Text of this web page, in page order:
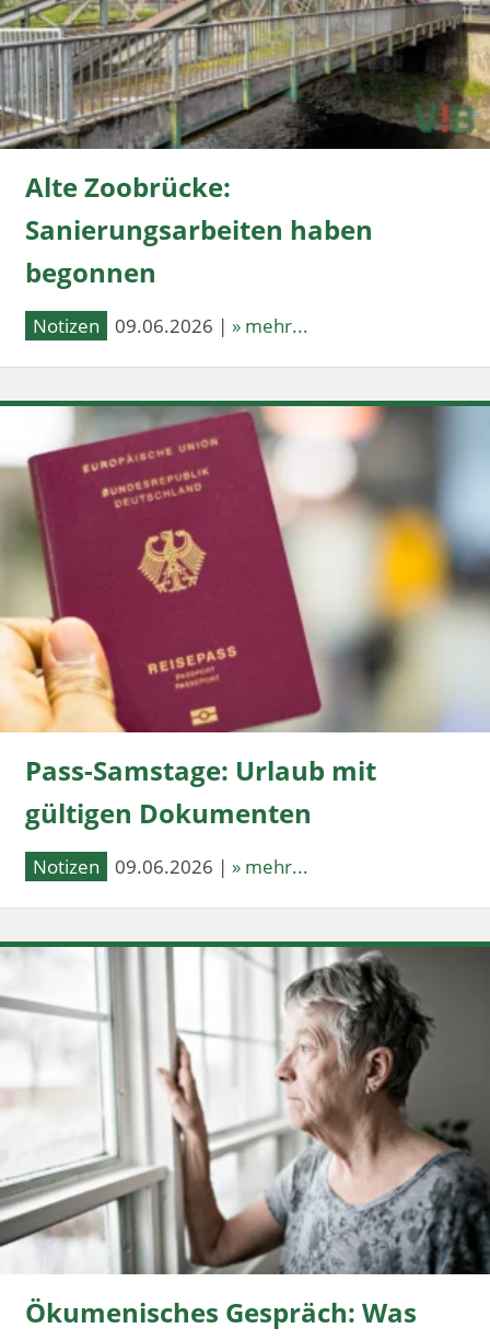
Alte Zoobrücke:
Sanierungsarbeiten haben
begonnen
Notizen 09.06.2026 | » mehr...
Pass-Samstage: Urlaub mit
gültigen Dokumenten
Notizen 09.06.2026 | » mehr...
Ökumenisches Gespräch: Was